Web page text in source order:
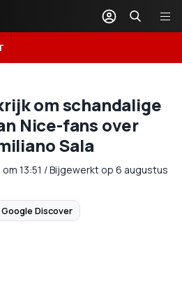
om schandalige
Nice-fans over
Sala
om 13:51 /Bijgewerkt op 6 augustus
Discover